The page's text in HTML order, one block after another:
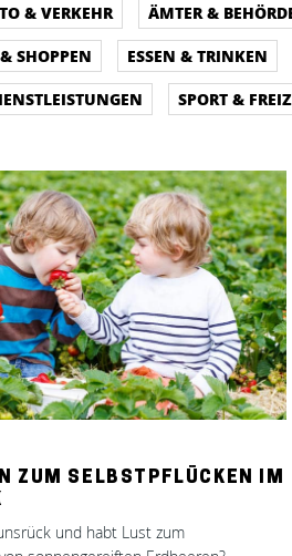
& VERKEHR ÄMTER &
SHOPPEN
ESSEN & TRINKEN
SPORT &
ZUM SELBSTPFLÜCKEN IM
und habt Lust zum